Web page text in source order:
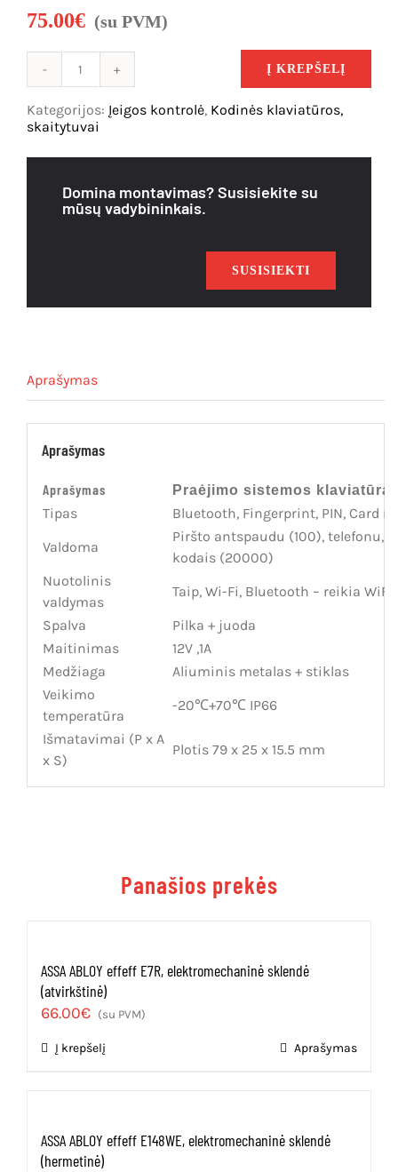
75.00€ (su PVM)
produkto
SMART
kortelių
skaitytuvas/valdiklis
Į KREPŠELĮ
Kategorijos: Įeigos kontrolė, Kodinės klaviatūros,
skaitytuvai
Domina montavimas? Susisiekite su
mūsų vadybininkais.
SUSISIEKTI
Aprašymas
Aprašymas
Aprašymas Praėjimo sistemos klaviatūra
Tipas
Bluetooth, Fingerprint, PIN, Card
Valdoma
Piršto antspaudu (100), telefonu,
kodais (20000)
Nuotolinis
valdymas
Taip, Wi-Fi, Bluetooth – reikia
Spalva
Pilka + juoda
Maitinimas
12V ,1A
Medžiaga
Aliuminis metalas + stiklas
Veikimo
temperatūra
-20℃+70℃ IP66
Išmatavimai (P x A
x S)
Plotis 79 x 25 x 15.5 mm
Panašios prekės
ASSA ABLOY effeff E7R, elektromechaninė sklendė
(atvirkštinė)
66.00€ (su PVM)
Į krepšelį Aprašymas
ASSA ABLOY effeff E148WE, elektromechaninė sklendė
(hermetinė)